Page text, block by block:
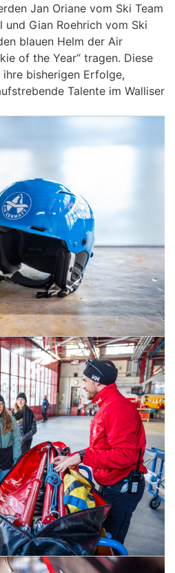
Jan Oriane vom Ski Team
Gian Roehrich vom Ski
blauen Helm der Air
of the Year“ tragen. Diese
bisherigen Erfolge,
Talente im Walliser